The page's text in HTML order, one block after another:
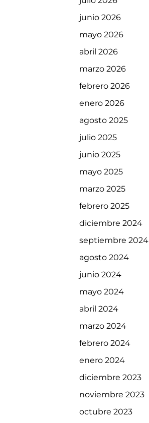
junio 2026
mayo 2026
abril 2026
marzo 2026
febrero 2026
enero 2026
agosto 2025
julio 2025
junio 2025
mayo 2025
marzo 2025
febrero 2025
diciembre 2024
septiembre 2024
agosto 2024
junio 2024
mayo 2024
abril 2024
marzo 2024
febrero 2024
enero 2024
diciembre 2023
noviembre 2023
octubre 2023